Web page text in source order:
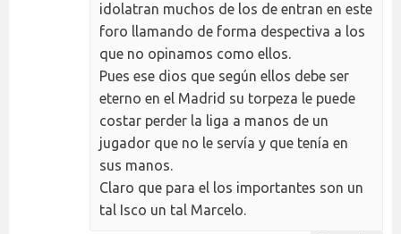
idolatran muchos de los de entran en este
foro llamando de forma despectiva a los
que no opinamos como ellos.
Pues ese dios que según ellos debe ser
eterno en el Madrid su torpeza le puede
costar perder la liga a manos de un
jugador que no le servía y que tenía en
sus manos.
Claro que para el los importantes son un
tal Isco un tal Marcelo.